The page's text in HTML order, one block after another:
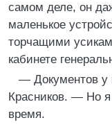
самом деле, он
маленькое
торчащими
кабинете
— Документов у
Красников. — Но
время.